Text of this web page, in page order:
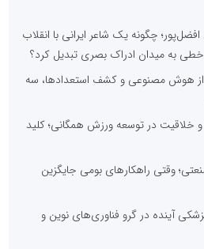
چگونه یک شاعر ایرانی با انقلاب
خطی به میدان ادراک بصری تبدیل کرد؟
از هوش مصنوعی و کشف استعدادها، سه
و خلاقیت در توسعه ورزش همگانی؛ کلید
وقتی راهکارهای بومی جایگزین
آینده در گرو فناوری‌های نوین و